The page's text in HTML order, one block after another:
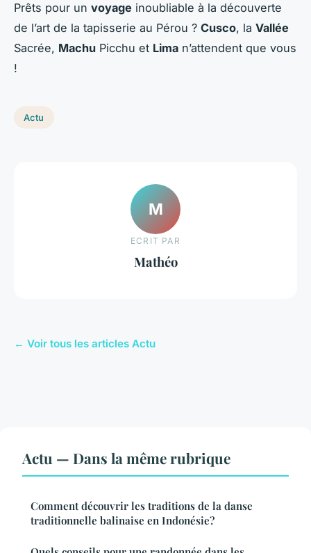
Prêts pour un voyage inoubliable à la découverte
de l’art de la tapisserie au Pérou ? Cusco, la Vallée
Sacrée, Machu Picchu et Lima n’attendent que vous
!
Actu
M
ECRIT PAR
Mathéo
← Voir tous les articles Actu
Actu — Dans la même rubrique
Comment découvrir les traditions de la danse
traditionnelle balinaise en Indonésie?